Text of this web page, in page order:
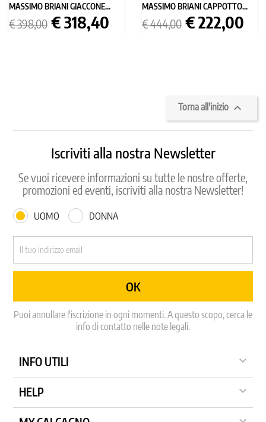
MASSIMO BRIANI GIACCONE...
Prezzo
base
€ 398,00 Prezzo
€ 318,40
MASSIMO BRIANI CAPPOTTO...
Prezzo
base
€ 444,00 Prezzo
€ 222,00
Torna all'inizio 
Iscriviti alla nostra Newsletter
Se vuoi ricevere informazioni su tutte le nostre offerte,
promozioni ed eventi, iscriviti alla nostra Newsletter!
UOMO DONNA
Puoi annullare l'iscrizione in ogni momenti. A questo scopo, cerca le
info di contatto nelle note legali.
INFO UTILI 
HELP 